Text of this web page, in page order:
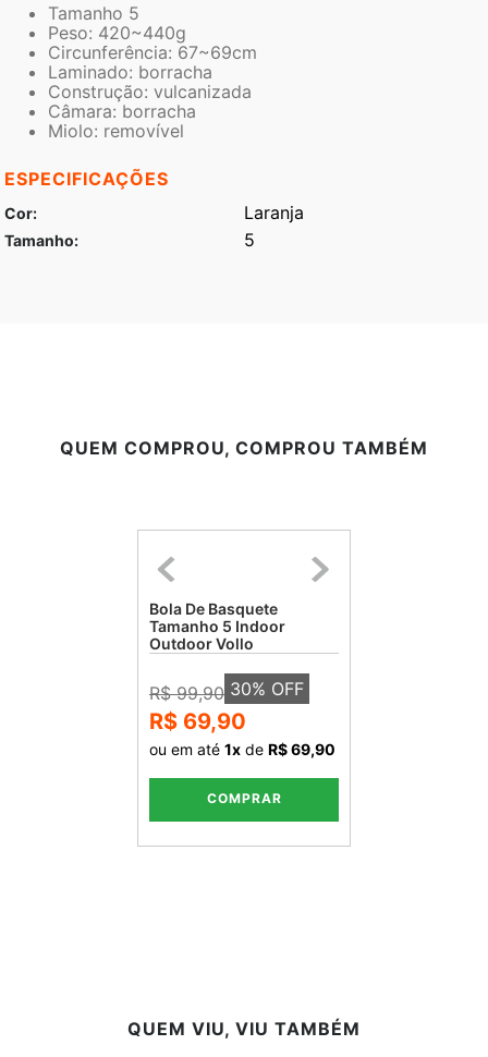
Tamanho 5
Peso: 420~440g
Circunferência: 67~69cm
Laminado: borracha
Construção: vulcanizada
Câmara: borracha
Miolo: removível
ESPECIFICAÇÕES
Cor Laranja
Tamanho 5
QUEM COMPROU, COMPROU TAMBÉM
Bola De Basquete
Tamanho 5 Indoor
Outdoor Vollo
R$ 99,90 30% OFF
R$ 69,90
ou em até 1x de R$ 69,90
COMPRAR
QUEM VIU, VIU TAMBÉM